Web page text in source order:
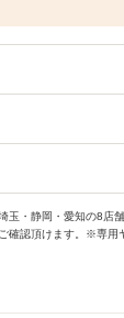
玉・静岡・愛知の8店
確認頂けます。※専用